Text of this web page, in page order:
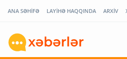
ANA SƏHİFƏ LAYİHƏ HAQQINDA ARXİV